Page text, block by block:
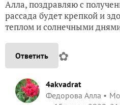
Алла, поздравляю с
рассада будет крепкой и
теплом и солнечными
Ответить ✿
4akvadrat
Федорова Алла